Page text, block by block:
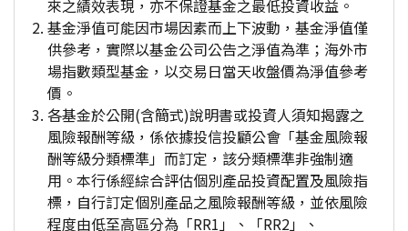
來之績效表現，亦不保證基金之最低投資收益。
基金淨值可能因市場因素而上下波動，基金淨值僅
供參考，實際以基金公司公告之淨值為準；海外市
場指數類型基金，以交易日當天收盤價為淨值參考
價。
各基金於公開(含簡式)說明書或投資人須知揭露之
風險報酬等級，係依據投信投顧公會「基金風險報
酬等級分類標準」而訂定，該分類標準非強制適
用。本行係經綜合評估個別產品投資配置及風險指
標，自行訂定個別產品之風險報酬等級，並依風險
程度由低至高區分為「RR1」、「RR2」、